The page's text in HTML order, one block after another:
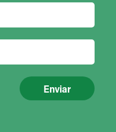
Enviar